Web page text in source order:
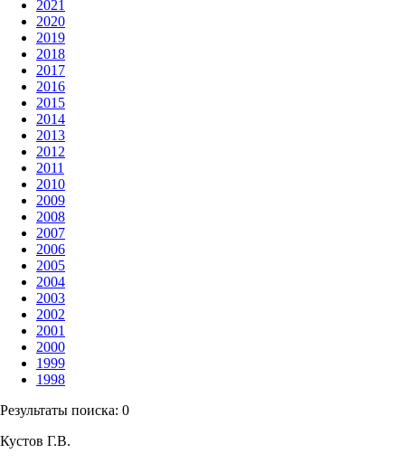
2021
2020
2019
2018
2017
2016
2015
2014
2013
2012
2011
2010
2009
2008
2007
2006
2005
2004
2003
2002
2001
2000
1999
1998
Результаты поиска: 0
Кустов Г.В.